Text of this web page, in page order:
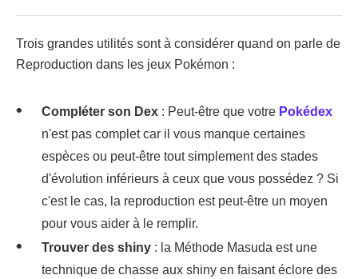
Trois grandes utilités sont à considérer quand on parle de
Reproduction dans les jeux Pokémon :
Compléter son Dex : Peut-être que votre Pokédex
n'est pas complet car il vous manque certaines
espèces ou peut-être tout simplement des stades
d'évolution inférieurs à ceux que vous possédez ? Si
c'est le cas, la reproduction est peut-être un moyen
pour vous aider à le remplir.
Trouver des shiny : la Méthode Masuda est une
technique de chasse aux shiny en faisant éclore des